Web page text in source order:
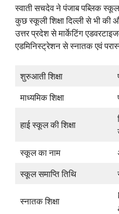
स्वाती सचदेव ने पंजाब पब्लिक
कुछ स्कूली शिक्षा दिल्ली से भी की
उत्तर प्रदेश से मार्केटिंग
एडमिनिस्ट्रेशन से स्नातक एवं
शुरुआती शिक्षा
माध्यमिक शिक्षा
हाई स्कूल की शिक्षा
स्कूल का नाम
स्कूल समाप्ति तिथि
स्नातक शिक्षा